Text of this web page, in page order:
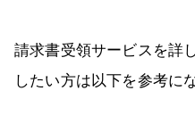
請求書受領サービスを詳
したい方は以下を参考に